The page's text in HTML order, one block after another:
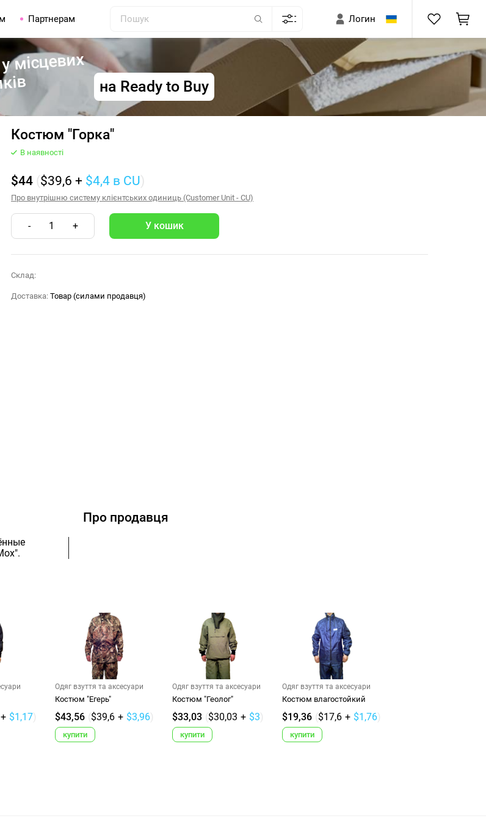
Партнерам Логин
місцевих
на Ready to Buy
Костюм "Горка"
В наявності
$44 ($39,6 + $4,4 в CU)
Про внутрішню систему клієнтських одиниць (Customer Unit - CU)
- 1 +
Склад:
Доставка:Товар (силами продавця)
Про продавця
+ $1,17)
Одяг взуття та аксесуари
Костюм "Егерь"
$43,56 ($39,6 + $3,96)
купити
Одяг взуття та аксесуари
Костюм "Геолог"
$33,03 ($30,03 + $3)
купити
Одяг взуття та аксесуари
Костюм влагостойкий
$19,36 ($17,6 + $1,76)
купити